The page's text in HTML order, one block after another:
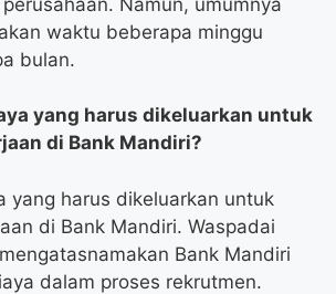
waktu beberapa minggu
bulan.
yang harus dikeluarkan untuk
di Bank Mandiri?
yang harus dikeluarkan untuk
di Bank Mandiri. Waspadai
Bank Mandiri
dalam proses rekrutmen.